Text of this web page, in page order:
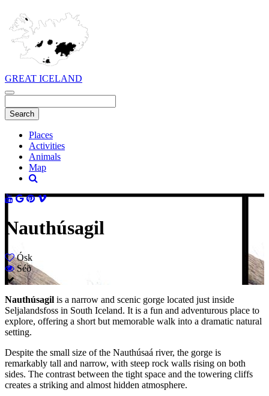
GREAT ICELAND
Places
Activities
Animals
Map
Nauthúsagil
Ósk
Séð
Nauthúsagil is a narrow and scenic gorge located just inside
Seljalandsfoss in South Iceland. It is a fun and adventurous place to
explore, offering a short but memorable walk into a dramatic natural
setting.
Despite the small size of the Nauthúsaá river, the gorge is
remarkably tall and narrow, with steep rock walls rising on both
sides. The contrast between the tight space and the towering cliffs
creates a striking and almost hidden atmosphere.